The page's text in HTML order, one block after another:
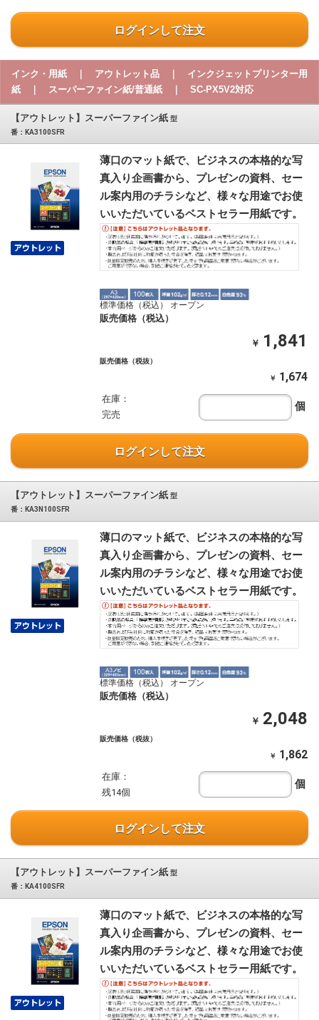
ログインして注文
インク・用紙 ｜ アウトレット品 ｜ インクジェットプリンター用
紙 ｜ スーパーファイン紙/普通紙 ｜ SC-PX5V2対応
【アウトレット】スーパーファイン紙 型
番：KA3100SFR
薄口のマット紙で、ビジネスの本格的な写
真入り企画書から、プレゼンの資料、セー
ル案内用のチラシなど、様々な用途でお使
いいただいているベストセラー用紙です。
標準価格（税込） オープン
販売価格（税込）
￥ 1,841
販売価格（税抜）
￥ 1,674
在庫：
完売
個
ログインして注文
【アウトレット】スーパーファイン紙 型
番：KA3N100SFR
薄口のマット紙で、ビジネスの本格的な写
真入り企画書から、プレゼンの資料、セー
ル案内用のチラシなど、様々な用途でお使
いいただいているベストセラー用紙です。
標準価格（税込） オープン
販売価格（税込）
￥ 2,048
販売価格（税抜）
￥ 1,862
在庫：
残14個
個
ログインして注文
【アウトレット】スーパーファイン紙 型
番：KA4100SFR
薄口のマット紙で、ビジネスの本格的な写
真入り企画書から、プレゼンの資料、セー
ル案内用のチラシなど、様々な用途でお使
いいただいているベストセラー用紙です。